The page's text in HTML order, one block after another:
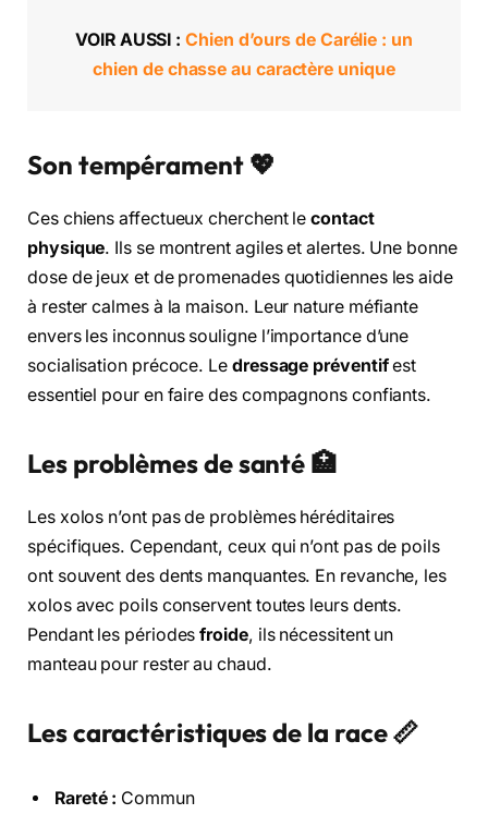
VOIR AUSSI :Chien d’ours de Carélie : un
chien de chasse au caractère unique
Son tempérament 💖
Ces chiens affectueux cherchent lecontact
physique. Ils se montrent agiles et alertes. Une bonne
dose de jeux et de promenades quotidiennes les aide
à rester calmes à la maison. Leur nature méfiante
envers les inconnus souligne l’importance d’une
socialisation précoce. Le dressage préventifest
essentiel pour en faire des compagnons confiants.
Les problèmes de santé 🏥
Les xolos n’ont pas de problèmes héréditaires
spécifiques. Cependant, ceux qui n’ont pas de poils
ont souvent des dents manquantes. En revanche, les
xolos avec poils conservent toutes leurs dents.
Pendant les périodesfroide, ils nécessitent un
manteau pour rester au chaud.
Les caractéristiques de la race 📏
Rareté : Commun